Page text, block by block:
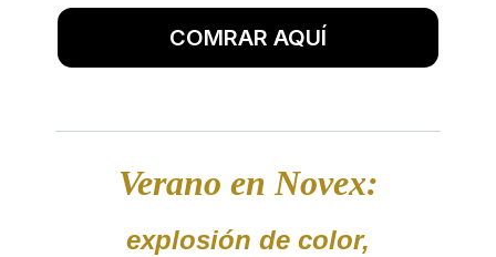
COMRAR AQUÍ
Verano en Novex:
explosión de color,